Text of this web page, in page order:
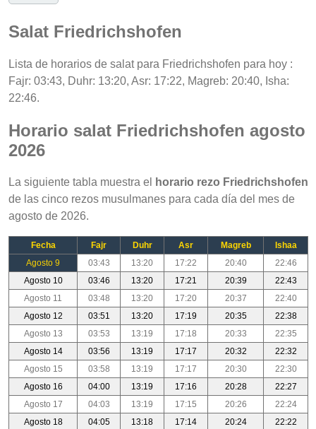
Salat Friedrichshofen
Lista de horarios de salat para Friedrichshofen para hoy :
Fajr: 03:43, Duhr: 13:20, Asr: 17:22, Magreb: 20:40, Isha:
22:46.
Horario salat Friedrichshofen agosto
2026
La siguiente tabla muestra el
horario rezo Friedrichshofen
de las cinco rezos musulmanes para cada día del mes de
agosto de 2026.
Fecha Fajr Duhr Asr Magreb
Ishaa
Agosto 9
03:43 13:20 17:22 20:40
22:46
Agosto 10
03:46 13:20 17:21 20:39
22:43
Agosto 11
03:48 13:20 17:20 20:37
22:40
Agosto 12
03:51 13:20 17:19 20:35
22:38
Agosto 13
03:53 13:19 17:18 20:33
22:35
Agosto 14
03:56 13:19 17:17 20:32
22:32
Agosto 15
03:58 13:19 17:17 20:30
22:30
Agosto 16
04:00 13:19 17:16 20:28
22:27
Agosto 17
04:03 13:19 17:15 20:26
22:24
Agosto 18
04:05 13:18 17:14 20:24
22:22